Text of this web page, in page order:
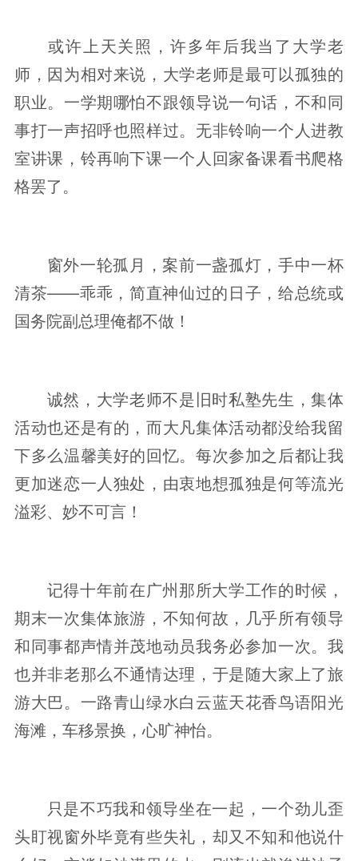
或许上天关照，许多年后我当了大学老
师，因为相对来说，大学老师是最可以孤独的
职业。一学期哪怕不跟领导说一句话，不和同
事打一声招呼也照样过。无非铃响一个人进教
室讲课，铃再响下课一个人回家备课看书爬格
格罢了。
窗外一轮孤月，案前一盏孤灯，手中一杯
清茶——乖乖，简直神仙过的日子，给总统或
国务院副总理俺都不做！
诚然，大学老师不是旧时私塾先生，集体
活动也还是有的，而大凡集体活动都没给我留
下多么温馨美好的回忆。每次参加之后都让我
更加迷恋一人独处，由衷地想孤独是何等流光
溢彩、妙不可言！
记得十年前在广州那所大学工作的时候，
期末一次集体旅游，不知何故，几乎所有领导
和同事都声情并茂地动员我务必参加一次。我
也并非老那么不通情达理，于是随大家上了旅
游大巴。一路青山绿水白云蓝天花香鸟语阳光
海滩，车移景换，心旷神怡。
只是不巧我和领导坐在一起，一个劲儿歪
头盯视窗外毕竟有些失礼，却又不知和他说什